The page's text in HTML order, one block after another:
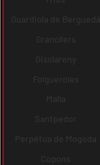
Guardiola de Berguedà
Granollers
Gisclareny
Folgueroles
Malla
Santpedor
Perpètua de Mogoda
Copons